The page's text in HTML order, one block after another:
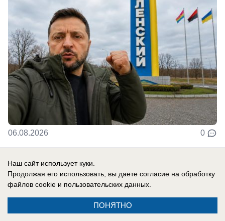
06.08.2026 0
В России
«Важно похоронить его»: спасет ли
«верхушку» — кого надо уничтожить
Наш сайт использует куки.
Продолжая его использовать, вы даете согласие на обработку
файлов cookie и пользовательских данных.
ПОНЯТНО